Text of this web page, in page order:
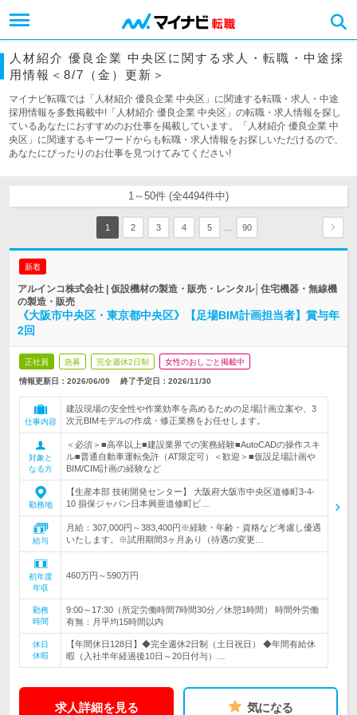
人材紹介 優良企業 中央区に関する求人・転職・中途採
用情報＜8/7（金）更新＞
マイナビ転職では「人材紹介 優良企業 中央区」に関連する転職・求人・中途
採用情報を多数掲載中!「人材紹介 優良企業 中央区」の転職・求人情報を探し
ているあなたにおすすめのお仕事を掲載しています。「人材紹介 優良企業 中
央区」に関連するキーワードからも転職・求人情報をお探しいただけるので、
あなたにぴったりのお仕事を見つけてみてください!
1～50件 (全4494件中)
1 2 3 4 5 90
新着
アルインコ株式会社 | 仮設機材の製造・販売・レンタル│住宅機器・無線機
の製造・販売
《大阪市中央区・東京都中央区》【足場BIM計画担当者】賞与年
2回
正社員 急募 完全週休2日制 女性のおしごと掲載中
情報更新日：2026/06/09 終了予定日： 2026/11/30
仕事内容
建設現場の安全性や作業効率を高めるための足場計画立案や、3
次元BIMモデルの作成・修正業務をお任せします。
対象と
なる方
＜必須＞■高卒以上■建設業界での実務経験■AutoCADの操作スキ
ル■普通自動車運転免許（AT限定可）＜歓迎＞■仮設足場計画や
BIM/CIM計画の経験など
勤務地
【生産本部 技術開発センター】 大阪府大阪市中央区道修町3-4-
10 損保ジャパン日本興亜道修町ビ…
給与
月給：307,000円～383,400円※経験・年齢・資格など考慮し優遇
いたします。※試用期間3ヶ月あり（待遇の変更…
初年度
年収
460万円～590万円
勤務
時間
9:00～17:30（所定労働時間7時間30分／休憩1時間） 時間外労働
有無：月平均15時間以内
休日
休暇
【年間休日128日】◆完全週休2日制（土日祝日） ◆年間有給休
暇（入社半年経過後10日～20日付与）…
求人詳細を見る 気になる